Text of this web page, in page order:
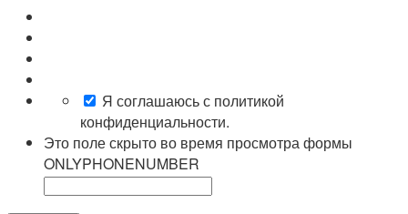
Я соглашаюсь с политикой
конфиденциальности.
Это поле скрыто во время просмотра формы
ONLYPHONENUMBER